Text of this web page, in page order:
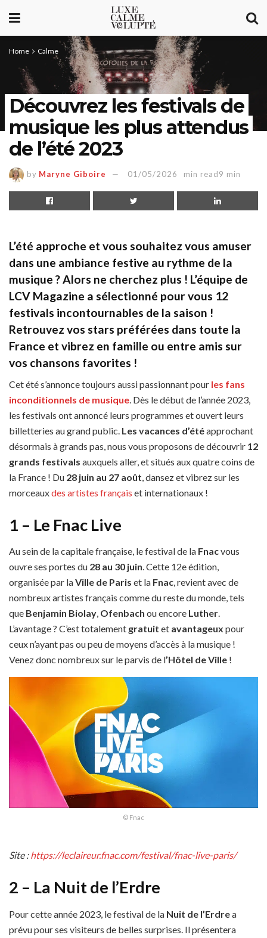
Home Calme
Découvrez les festivals de
musique les plus attendus
de l’été 2023
by Maryne Giboire 01/05/2026 min read9 min
L’été approche et vous souhaitez vous amuser
dans une ambiance festive au rythme de la
musique ? Alors ne cherchez plus ! L’équipe de
LCV Magazine a sélectionné pour vous 12
festivals incontournables de la saison !
Retrouvez vos stars préférées dans toute la
France et vibrez en famille ou entre amis sur
vos chansons favorites !
Cet été s’annonce toujours aussi passionnant pour les fans
inconditionnels de musique. Dès le début de l’année 2023,
les festivals ont annoncé leurs programmes et ouvert leurs
billetteries au grand public. Les vacances d’étéapprochant
désormais à grands pas, nous vous proposons de découvrir 12
grands festivals auxquels aller, et situés aux quatre coins de
la France ! Du 28 juin au 27 août, dansez et vibrez sur les
morceauxdes artistes français et internationaux !
1 – Le Fnac Live
Au sein de la capitale française, le festival de la Fnacvous
ouvre ses portes du 28 au 30 juin. Cette 12e édition,
organisée par laVille de Paris et la Fnac, revient avec de
nombreux artistes français comme du reste du monde, tels
que Benjamin Biolay, Ofenbach ou encore Luther.
L’avantage ? C’est totalement gratuit et avantageux pour
ceux n’ayant pas ou peu de moyens d’accès à la musique !
Venez donc nombreux sur le parvis de l’Hôtel de Ville !
© Fnac
Site :https://leclaireur.fnac.com/festival/fnac-live-paris/
2 – La Nuit de l’Erdre
Pour cette année 2023, le festival de la Nuit de l’Erdrea
prévu pour ses visiteurs de belles surprises. Il présentera